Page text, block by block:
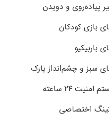
پیاده‌روی و دویدن
بازی کودکان
باربیکیو
سبز و چشم‌انداز پارک
امنیت ۲۴ ساعته
اختصاصی